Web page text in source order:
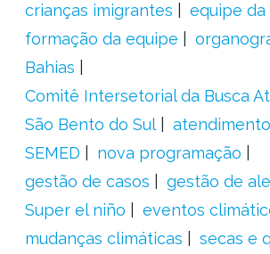
crianças imigrantes
equipe da
formação da equipe
Bahias
Comitê Intersetorial da Busca
São Bento do Sul
SEMED
nova programação
gestão de casos
gestão de
Super el niño
eventos
mudanças climáticas
secas e